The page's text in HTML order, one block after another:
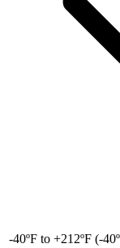
-40ºF to +212ºF (-